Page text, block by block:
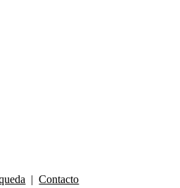
|Contacto